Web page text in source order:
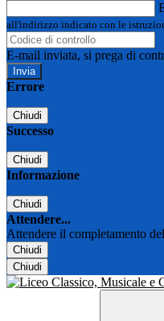
all'indirizzo indicato con le
E-mail inviata, si prega di
Errore
Chiudi
Successo
Chiudi
Informazione
Chiudi
Attendere...
Attendere il completamento
Chiudi
Chiudi